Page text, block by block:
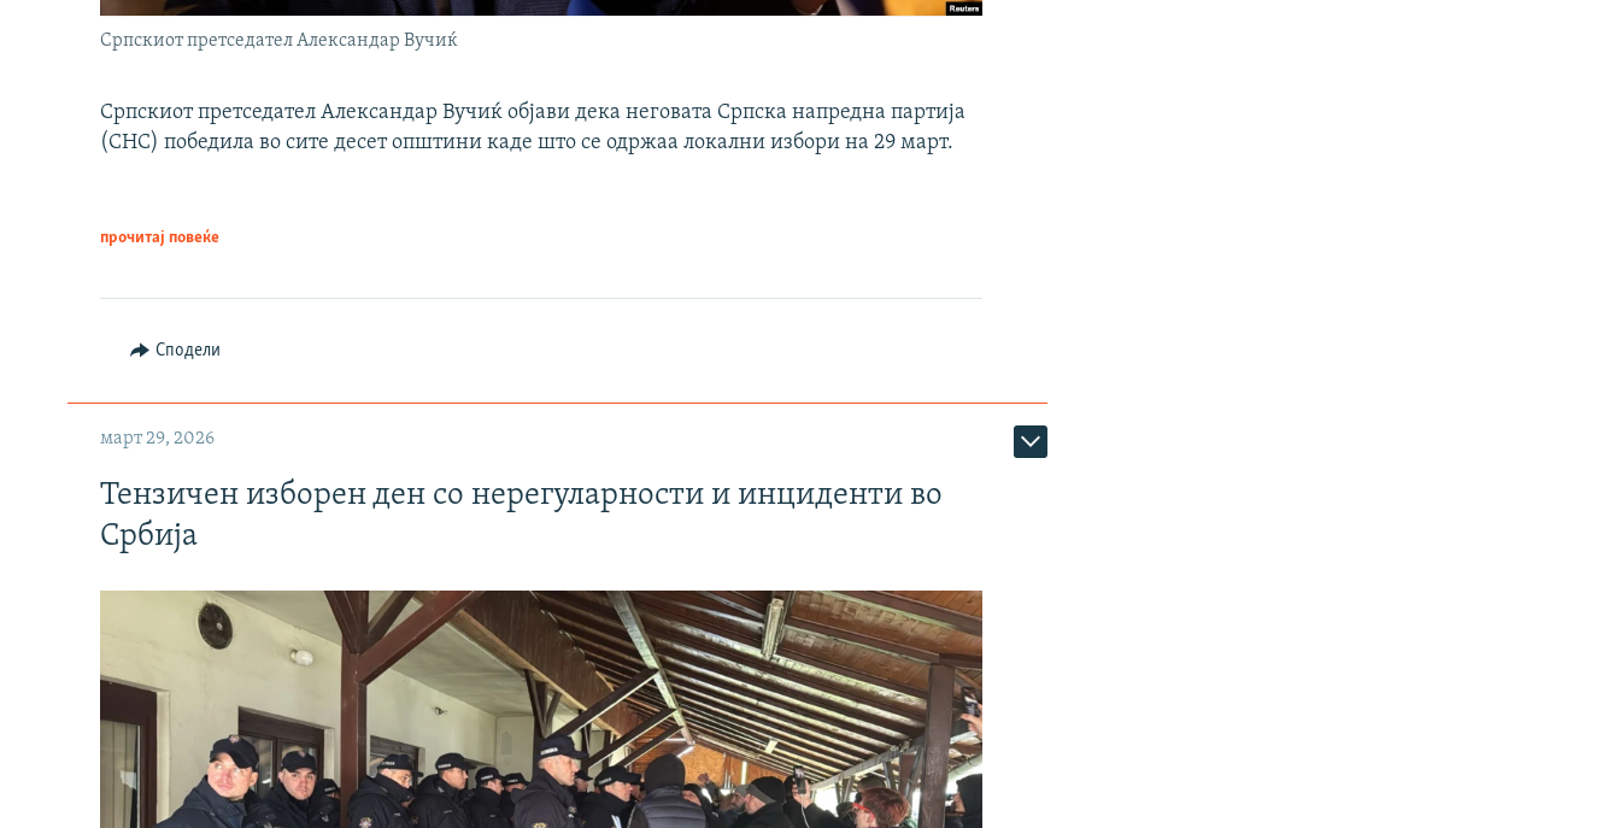
Српскиот претседател Александар Вучиќ
Српскиот претседател Александар Вучиќ објави дека неговата Српска напредна партија
(СНС) победила во сите десет општини каде што се одржаа локални избори на 29 март.
прочитај повеќе
Сподели
март 29, 2026
Тензичен изборен ден со нерегуларности и инциденти во
Србија